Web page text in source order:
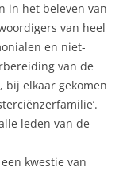
in het beleven van
van heel
en niet-
van de
bij elkaar gekomen
leden van de
kwestie van